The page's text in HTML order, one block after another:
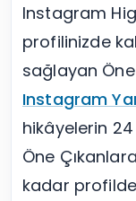
Facebook
Facebook Beğeni
Facebook Takipçi
Facebook Yorum
Facebook Video
Tümünü Gör
Tümünü Gör
Instagram
profilinizde
sağlayan
Instagram
hikâyelerin
Öne
kadar